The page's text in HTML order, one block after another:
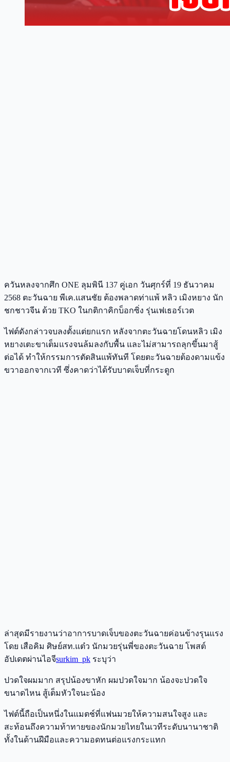
ควันหลงจากศึก ONE ลุมพินี 137 คู่เอก วันศุกร์ที่ 19 ธันวาคม
2568 ตะวันฉาย พีเค.แสนชัย ต้องพลาดท่าแพ้ หลิว เมิงหยาง นัก
ชกชาวจีน ด้วย TKO ในกติกาคิกบ็อกซิ่ง รุ่นเฟเธอร์เวต
ไฟต์ดังกล่าวจบลงตั้งแต่ยกแรก หลังจากตะวันฉายโดนหลิว เมิง
หยางเตะขาเต็มแรงจนล้มลงกับพื้น และไม่สามารถลุกขึ้นมาสู้
ต่อได้ ทำให้กรรมการตัดสินแพ้ทันที โดยตะวันฉายต้องดามแข้ง
ขวาออกจากเวที ซึ่งคาดว่าได้รับบาดเจ็บที่กระดูก
ล่าสุดมีรายงานว่าอาการบาดเจ็บของตะวันฉายค่อนข้างรุนแรง
โดย เสือคิม ศิษย์สท.แต๋ว นักมวยรุ่นพี่ของตะวันฉาย โพสต์
อัปเดตผ่านไอจีsurkim_pk ระบุว่า
ปวดใจผมมาก สรุปน้องขาหัก ผมปวดใจมาก น้องจะปวดใจ
ขนาดไหน สู้เต็มหัวใจนะน้อง
ไฟต์นี้ถือเป็นหนึ่งในแมตช์ที่แฟนมวยให้ความสนใจสูง และ
สะท้อนถึงความท้าทายของนักมวยไทยในเวทีระดับนานาชาติ
ทั้งในด้านฝีมือและความอดทนต่อแรงกระแทก